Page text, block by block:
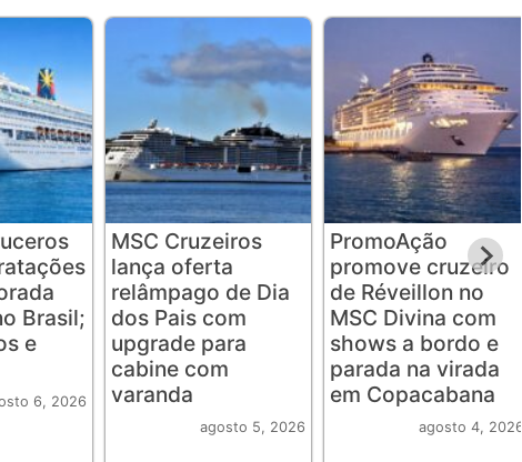
Brasil;
e
6, 2026
MSC Cruzeiros
lança oferta
relâmpago de Dia
dos Pais com
upgrade para
cabine com
varanda
agosto 5, 2026
PromoAção
promove cruzeiro
de Réveillon no
MSC Divina com
shows a bordo e
parada na virada
em Copacabana
agosto 4, 2026